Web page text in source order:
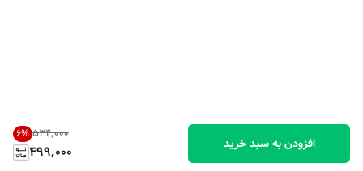
۵۳۴٬۰۰۰ 6%
499,000 افزودن به سبد خرید